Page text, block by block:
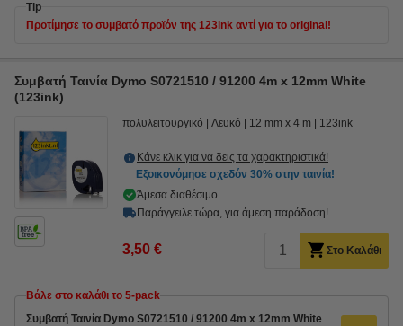
Tip
Προτίμησε το συμβατό προϊόν της 123ink αντί για το original!
Συμβατή Ταινία Dymo S0721510 / 91200 4m x 12mm White
(123ink)
πολυλειτουργικό Λευκό 12 mm x 4 m 123ink
Κάνε κλικ για να δεις τα χαρακτηριστικά!
Εξοικονόμησε σχεδόν 30% στην ταινία!
Άμεσα διαθέσιμο
Παράγγειλε τώρα, για άμεση παράδοση!
3,50 € Στο Καλάθι
Βάλε στο καλάθι το 5-pack
Συμβατή Ταινία Dymo S0721510 / 91200 4m x 12mm White